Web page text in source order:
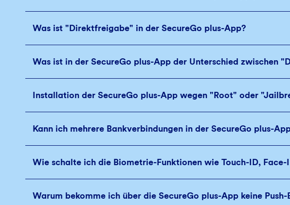
Was ist "Direktfreigabe" in der SecureGo plus-App?
Was ist in der SecureGo plus-App der Unterschied zwischen
Installation der SecureGo plus-App wegen "Root" oder
Kann ich mehrere Bankverbindungen in der SecureGo plus-
Wie schalte ich die Biometrie-Funktionen wie Touch-ID,
Warum bekomme ich über die SecureGo plus-App keine